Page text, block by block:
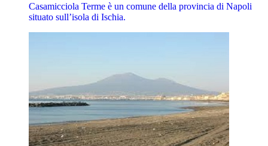
Casamicciola Terme è un comune della provincia di Napoli
situato sull’isola di Ischia.